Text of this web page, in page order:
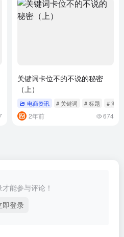
关键词卡位不的不说的秘密
（上）
电商资讯 # 关键词 # 标题 # 淘宝
2年前 674
能参与评论！
即登录